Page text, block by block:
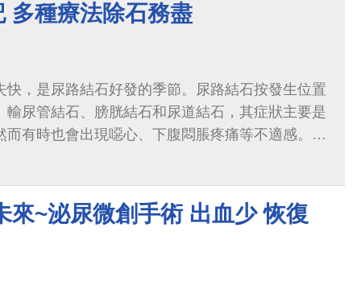
多種療法除石務盡
快，是尿路結石好發的季節。尿路結石按發生位置
輸尿管結石、膀胱結石和尿道結石，其症狀主要是
而有時也會出現噁心、下腹悶脹疼痛等不適感。尿
來~泌尿微創手術 出血少 恢復